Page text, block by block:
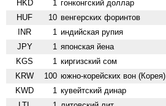
HKD 1 гонконгский доллар
HUF 10 венгерских форинтов
INR 1 индийская рупия
JPY 1 японская йена
KGS 1 киргизский сом
KRW 100 южно-корейских вон (Корея)
KWD 1 кувейтский динар